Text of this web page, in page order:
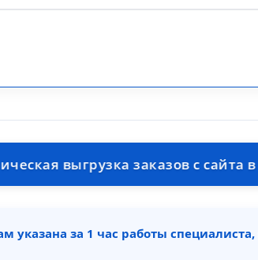
заказов с сайта в 1С
указана за 1 час работы